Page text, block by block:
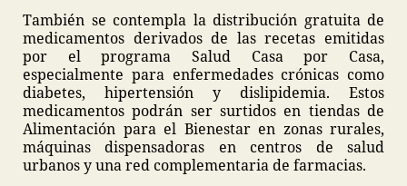
También se contempla la distribución gratuita de
medicamentos derivados de las recetas emitidas
por el programa Salud Casa por Casa,
especialmente para enfermedades crónicas como
diabetes, hipertensión y dislipidemia. Estos
medicamentos podrán ser surtidos en tiendas de
Alimentación para el Bienestar en zonas rurales,
máquinas dispensadoras en centros de salud
urbanos y una red complementaria de farmacias.